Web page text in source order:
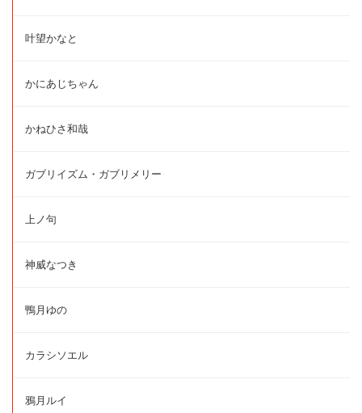
叶望かなと
かにあじちゃん
かねひさ和哉
ガブリイズム・ガブリメリー
上ノ句
神威なつき
鴨月ゆの
カラシソエル
鴉月ルイ